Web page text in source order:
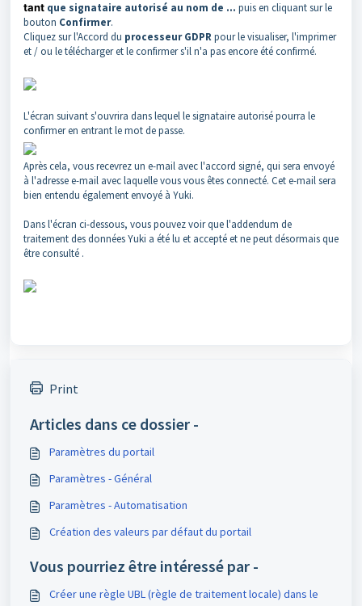
tant que signataire autorisé au nom de ... puis en cliquant sur le
bouton Confirmer.
Cliquez sur l'Accord du processeur GDPRpour le visualiser, l'imprimer
et / ou le télécharger et le confirmer s'il n'a pas encore été confirmé.
L'écran suivant s'ouvrira dans lequel le signataire autorisé pourra le
confirmer en entrant le mot de passe.
Après cela, vous recevrez un e-mail avec l'accord signé, qui sera envoyé
à l'adresse e-mail avec laquelle vous vous êtes connecté. Cet e-mail sera
bien entendu également envoyé à Yuki.
Dans l'écran ci-dessous, vous pouvez voir que l'addendum de
traitement des données Yuki a été lu et accepté et ne peut désormais que
être consulté .
Print
Articles dans ce dossier -
Paramètres du portail
Paramètres - Général
Paramètres - Automatisation
Création des valeurs par défaut du portail
Vous pourriez être intéressé par -
Créer une règle UBL (règle de traitement locale) dans le